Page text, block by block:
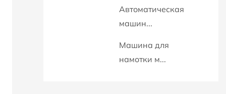
Автоматическая
машин...
Машина для
намотки м...